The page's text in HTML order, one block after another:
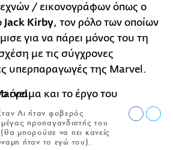
/ εικονογράφων όπως ο
Jack Kirby, τον ρόλο των οποίων
για να πάρει μόνος του τη
με τις σύγχρονες
υπερπαραγωγές της Marvel.
Λι ήταν φοβερός
προπαγανδιστής του
μπορούσε να πει κανείς
ήταν το εγώ του).